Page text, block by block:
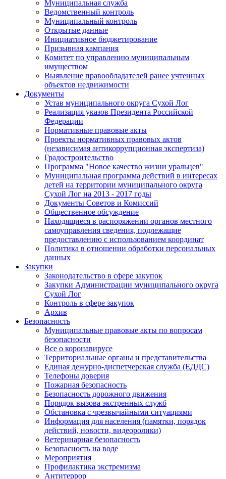
Муниципальная служба
Ведомственный контроль
Муниципальный контроль
Открытые данные
Инициативное бюджетирование
Призывная кампания
Комитет по управлению муниципальным
имуществом
Выявление правообладателей ранее учтенных
объектов недвижимости
Документы
Устав муниципального округа Сухой Лог
Реализация указов Президента Российской
Федерации
Нормативные правовые акты
Проекты нормативных правовых актов
(независимая антикоррупционная экспертиза)
Градостроительство
Программа "Новое качество жизни уральцев"
Муниципальная программа действий в интересах
детей на территории муниципального округа
Сухой Лог на 2013 - 2017 годы
Документы Советов и Комиссий
Общественное обсуждение
Находящиеся в распоряжении органов местного
самоуправления сведения, подлежащие
предоставлению с использованием координат
Политика в отношении обработки персональных
данных
Закупки
Законодательство в сфере закупок
Закупки Администрации муниципального округа
Сухой Лог
Контроль в сфере закупок
Архив
Безопасность
Муниципальные правовые акты по вопросам
безопасности
Все о коронавирусе
Территориальные органы и представительства
Единая дежурно-диспетчерская служба (ЕДДС)
Телефоны доверия
Пожарная безопасность
Безопасность дорожного движения
Порядок вызова экстренных служб
Обстановка с чрезвычайными ситуациями
Информация для населения (памятки, порядок
действий, новости, видеоролики)
Ветеринарная безопасность
Безопасность на воде
Мероприятия
Профилактика экстремизма
Антитеррор